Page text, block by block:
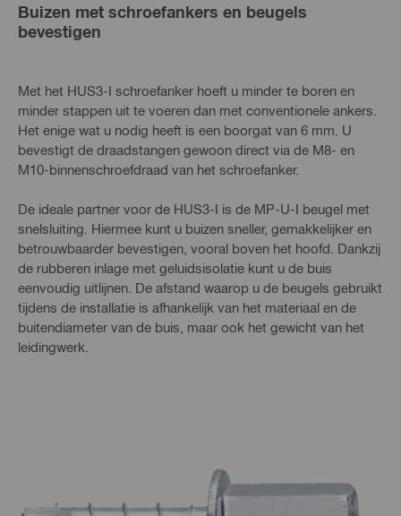
Buizen met schroefankers en beugels
bevestigen
Met het HUS3-I schroefanker hoeft u minder te boren en
minder stappen uit te voeren dan met conventionele ankers.
Het enige wat u nodig heeft is een boorgat van 6 mm. U
bevestigt de draadstangen gewoon direct via de M8- en
M10-binnenschroefdraad van het schroefanker.
De ideale partner voor de HUS3-I is de MP-U-I beugel met
snelsluiting. Hiermee kunt u buizen sneller, gemakkelijker en
betrouwbaarder bevestigen, vooral boven het hoofd. Dankzij
de rubberen inlage met geluidsisolatie kunt u de buis
eenvoudig uitlijnen. De afstand waarop u de beugels gebruikt
tijdens de installatie is afhankelijk van het materiaal en de
buitendiameter van de buis, maar ook het gewicht van het
leidingwerk.